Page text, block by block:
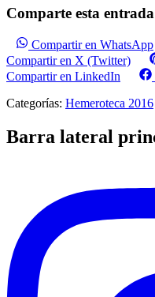
Comparte esta
Compartir en WhatsApp
Compartir en X (Twitter)
Compartir en LinkedIn
Categorías: Hemeroteca 2016
Barra lateral